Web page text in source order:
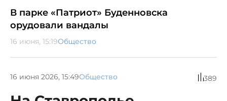
В парке «Патриот» Буденновска
орудовали вандалы
16 июня, 15:19Общество
16 июня 2026, 15:49Общество 389